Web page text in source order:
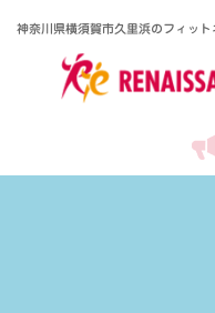
神奈川県横須賀市久里浜のフィッ